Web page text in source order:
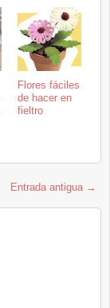
Flores fáciles
de hacer en
fieltro
Entrada antigua →